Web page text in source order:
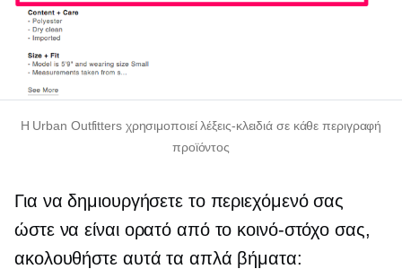
Η Urban Outfitters χρησιμοποιεί λέξεις-κλειδιά σε κάθε περιγραφή
προϊόντος
Για να δημιουργήσετε το περιεχόμενό σας
ώστε να είναι ορατό από το κοινό-στόχο σας,
ακολουθήστε αυτά τα απλά βήματα: